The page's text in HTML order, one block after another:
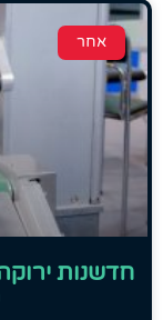
אחר
חדשנות